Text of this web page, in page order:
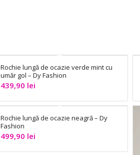
Rochie lungă de ocazie verde mint cu
umăr gol – Dy Fashion
439,90 lei
Rochie lungă de ocazie neagră – Dy
Fashion
499,90 lei